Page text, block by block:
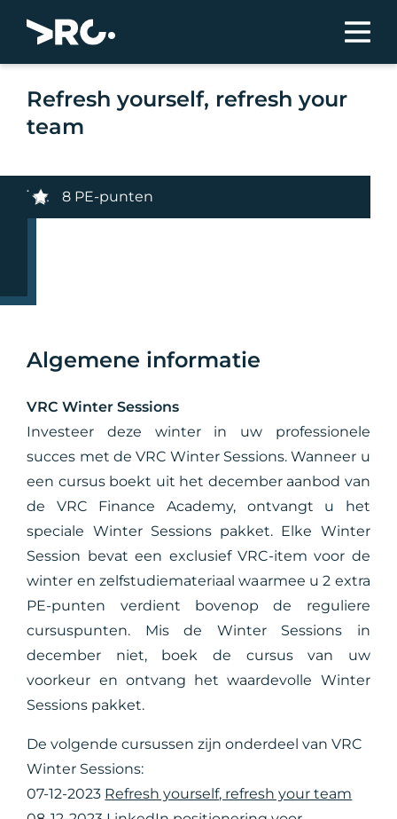
Refresh yourself, refresh your
team
8 PE-punten
Algemene informatie
VRC Winter Sessions
Investeer deze winter in uw professionele
succes met de VRC Winter Sessions. Wanneer u
een cursus boekt uit het december aanbod van
de VRC Finance Academy, ontvangt u het
speciale Winter Sessions pakket. Elke Winter
Session bevat een exclusief VRC-item voor de
winter en zelfstudiemateriaal waarmee u 2 extra
PE-punten verdient bovenop de reguliere
cursuspunten. Mis de Winter Sessions in
december niet, boek de cursus van uw
voorkeur en ontvang het waardevolle Winter
Sessions pakket.
De volgende cursussen zijn onderdeel van VRC
Winter Sessions:
07-12-2023 Refresh yourself, refresh your team